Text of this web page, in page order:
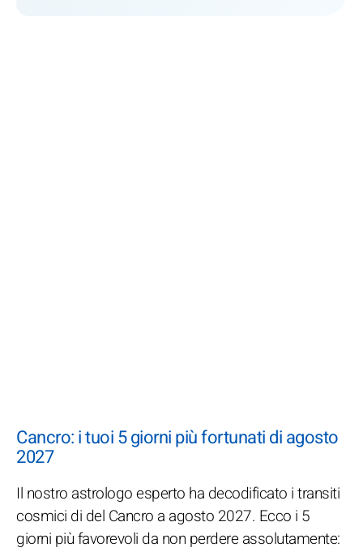
Cancro: i tuoi 5 giorni più fortunati di agosto
2027
Il nostro astrologo esperto ha decodificato i transiti
cosmici di del Cancro a agosto 2027. Ecco i 5
giorni più favorevoli da non perdere assolutamente: